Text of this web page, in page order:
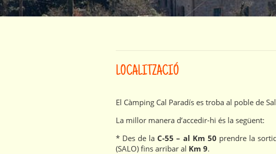
LOCALITZACIÓ
El Càmping Cal Paradís es troba al poble de
La millor manera d’accedir-hi és la següent:
* Des de la C-55 – al Km 50 prendre la
(SALO) fins arribar al Km 9.